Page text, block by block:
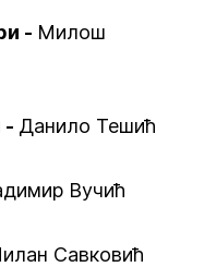
- Милош
- Данило Тешић
Вучић
Савковић